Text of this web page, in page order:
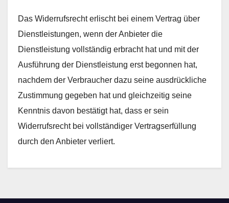
Das Widerrufsrecht erlischt bei einem Vertrag über
Dienstleistungen, wenn der Anbieter die
Dienstleistung vollständig erbracht hat und mit der
Ausführung der Dienstleistung erst begonnen hat,
nachdem der Verbraucher dazu seine ausdrückliche
Zustimmung gegeben hat und gleichzeitig seine
Kenntnis davon bestätigt hat, dass er sein
Widerrufsrecht bei vollständiger Vertragserfüllung
durch den Anbieter verliert.